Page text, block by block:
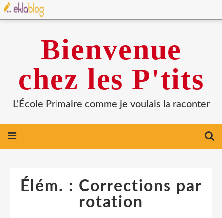
Bienvenue
chez les P'tits
L'École Primaire comme je voulais la raconter
Élém. : Corrections par
rotation